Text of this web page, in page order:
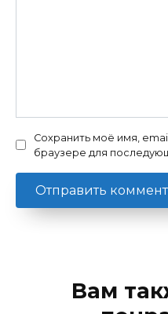
Сохранить моё имя,
браузере для
Вам